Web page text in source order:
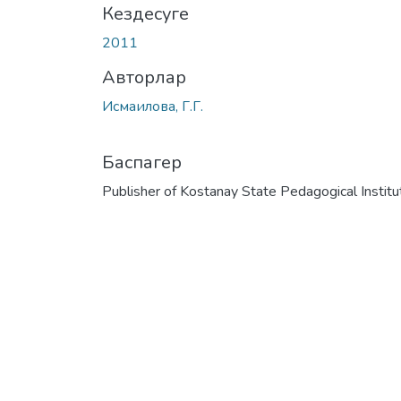
Кездесуге
2011
Авторлар
Исмаилова, Г.Г.
Баспагер
Publisher of Kostanay State Pedagogical